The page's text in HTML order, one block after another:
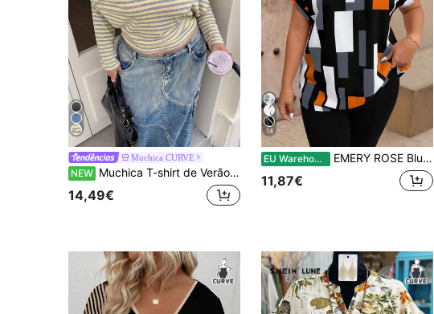
Muchica CURVE
NEW Muchica T-shirt de Verão Amarela às Riscas com Decote Assimétrico para Mulher Plus Size, Top Versátil Smart Casual para o Dia a Dia, Elegante e Chique para Férias e Festa, T-shirt Elegante de Outono
14,49€
14
EU Warehouse EMERY ROSE Blusa casual plus size feminina com estampa geométrica e manga curta
11,87€